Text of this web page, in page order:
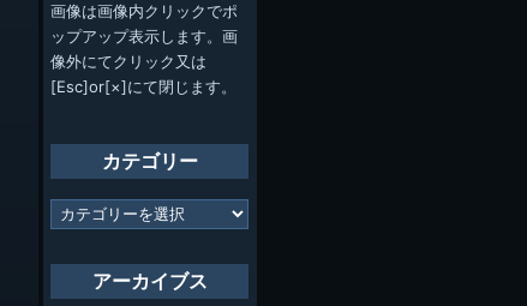
画像は画像内クリックでポ
ップアップ表示します。画
像外にてクリック又は
[Esc]or[×]にて閉じます。
カテゴリー
カ
テ
ー
アーカイブス